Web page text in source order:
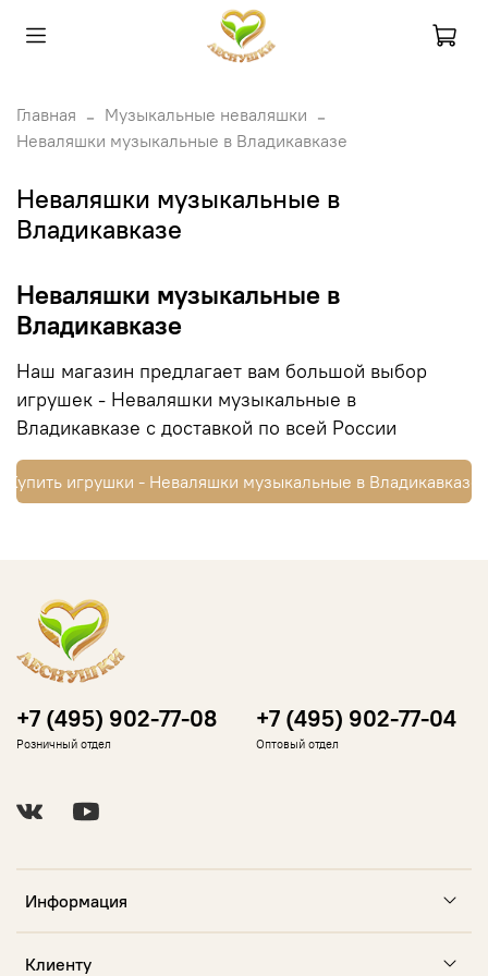
Главная
Музыкальные неваляшки
Неваляшки музыкальные в Владикавказе
Неваляшки музыкальные в
Владикавказе
Неваляшки музыкальные в
Владикавказе
Наш магазин предлагает вам большой выбор
игрушек - Неваляшки музыкальные в
Владикавказе с доставкой по всей России
Купить игрушки - Неваляшки музыкальные в Владикавказе
Информация
Клиенту
+7 (495) 902-77-08
Розничный отдел
+7 (495) 902-77-04
Оптовый отдел